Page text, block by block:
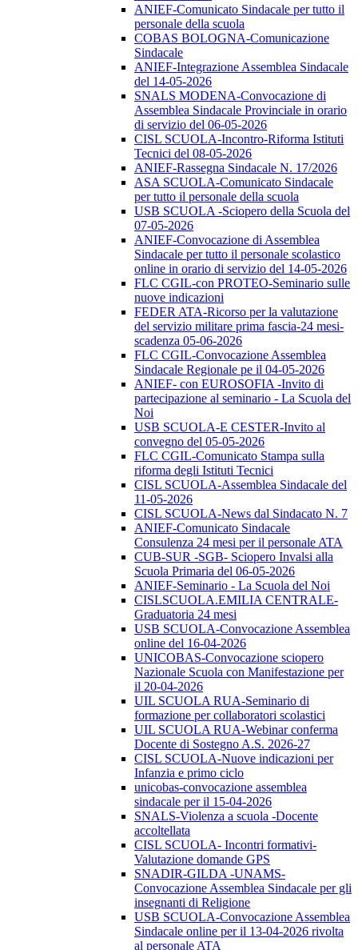
ANIEF-Comunicato Sindacale per tutto il
personale della scuola
COBAS BOLOGNA-Comunicazione
Sindacale
ANIEF-Integrazione Assemblea Sindacale
del 14-05-2026
SNALS MODENA-Convocazione di
Assemblea Sindacale Provinciale in orario
di servizio del 06-05-2026
CISL SCUOLA-Incontro-Riforma Istituti
Tecnici del 08-05-2026
ANIEF-Rassegna Sindacale N. 17/2026
ASA SCUOLA-Comunicato Sindacale
per tutto il personale della scuola
USB SCUOLA -Sciopero della Scuola del
07-05-2026
ANIEF-Convocazione di Assemblea
Sindacale per tutto il personale scolastico
online in orario di servizio del 14-05-2026
FLC CGIL-con PROTEO-Seminario sulle
nuove indicazioni
FEDER ATA-Ricorso per la valutazione
del servizio militare prima fascia-24 mesi-
scadenza 05-06-2026
FLC CGIL-Convocazione Assemblea
Sindacale Regionale pe il 04-05-2026
ANIEF- con EUROSOFIA -Invito di
partecipazione al seminario - La Scuola del
Noi
USB SCUOLA-E CESTER-Invito al
convegno del 05-05-2026
FLC CGIL-Comunicato Stampa sulla
riforma degli Istituti Tecnici
CISL SCUOLA-Assemblea Sindacale del
11-05-2026
CISL SCUOLA-News dal Sindacato N. 7
ANIEF-Comunicato Sindacale
Consulenza 24 mesi per il personale ATA
CUB-SUR -SGB- Sciopero Invalsi alla
Scuola Primaria del 06-05-2026
ANIEF-Seminario - La Scuola del Noi
CISLSCUOLA.EMILIA CENTRALE-
Graduatoria 24 mesi
USB SCUOLA-Convocazione Assemblea
online del 16-04-2026
UNICOBAS-Convocazione sciopero
Nazionale Scuola con Manifestazione per
il 20-04-2026
UIL SCUOLA RUA-Seminario di
formazione per collaboratori scolastici
UIL SCUOLA RUA-Webinar conferma
Docente di Sostegno A.S. 2026-27
CISL SCUOLA-Nuove indicazioni per
Infanzia e primo ciclo
unicobas-convocazione assemblea
sindacale per il 15-04-2026
SNALS-Violenza a scuola -Docente
accoltellata
CISL SCUOLA- Incontri formativi-
Valutazione domande GPS
SNADIR-GILDA -UNAMS-
Convocazione Assemblea Sindacale per gli
insegnanti di Religione
USB SCUOLA-Convocazione Assemblea
Sindacale online per il 13-04-2026 rivolta
al personale ATA